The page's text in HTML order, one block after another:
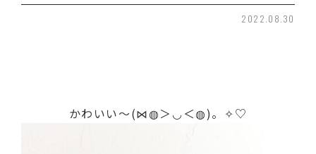
2022.08.30
かわいい～(⋈◍＞◡＜◍)。✧♡